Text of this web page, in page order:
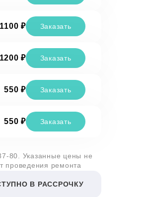
1100 ₽ Заказать
1200 ₽ Заказать
550 ₽ Заказать
550 ₽ Заказать
80 . Указанные цены не
проведения ремонта
В РАССРОЧКУ